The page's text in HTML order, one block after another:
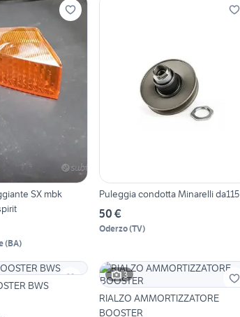
SX mbk
(BA)
Puleggia condotta Minarelli da115
50 €
Oderzo(TV)
BWS
3
RIALZO AMMORTIZZATORE
BOOSTER